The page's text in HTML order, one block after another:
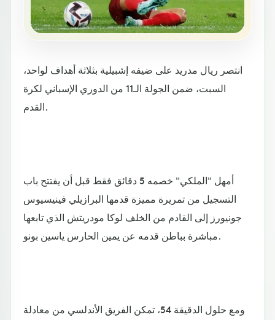
انتصر ريال مدريد على ضيفه إشبيلية بثلاثة أهداف لواحد،
السبت، ضمن الجولة الـ11 من الدوري الإسباني لكرة
القدم.
أمهل "الملكي" خصمه 5 دقائق فقط قبل أن يفتتح باب
التسجيل من تمريرة مميزة قدمها البرازيلي فينيسيوس
جونيورز إلى القادم من الخلف لوكا مودريتش الذي تابعها
مباشرة بباطن قدمه عن يمين الحارس ياسين بونو.
ومع حلول الدقيقة 54، تمكن الفريق الأندلسي من معادلة